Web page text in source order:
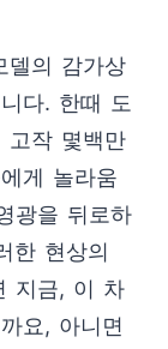
델의 감가상
다. 한때 도
고작 몇백만
게 놀라움
광을 뒤로하
한 현상의
지금, 이 차
요, 아니면